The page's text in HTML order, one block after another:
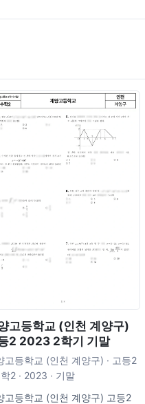
고등학교 (인천 계양구)
2 2023 2학기 기말
고등학교 (인천 계양구) · 고등2
학2 · 2023 · 기말
고등학교 (인천 계양구) 고등2